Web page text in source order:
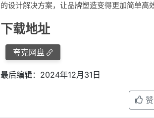
的设计解决方案，让品牌塑造变得更加简单高
下载地址
夸克网盘
最后编辑：2024年12月31日
赞